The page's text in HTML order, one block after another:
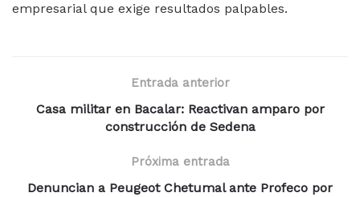
empresarial que exige resultados palpables.
Entrada anterior
Casa militar en Bacalar: Reactivan amparo por
construcción de Sedena
Próxima entrada
Denuncian a Peugeot Chetumal ante Profeco por